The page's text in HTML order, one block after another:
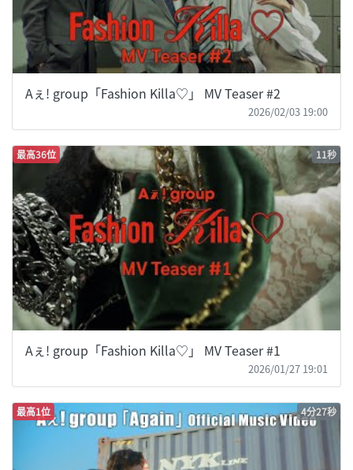
Aぇ! group「Fashion Killa♡」 MV Teaser #2
2026/02/03 19:00
最高36位 11秒
Aぇ! group「Fashion Killa♡」 MV Teaser #1
2026/01/27 19:01
最高1位 4分27秒